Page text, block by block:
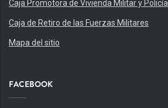
Caja Promotora de Vivienda Militar y Policía
Caja de Retiro de las Fuerzas Militares
Mapa del sitio
FACEBOOK